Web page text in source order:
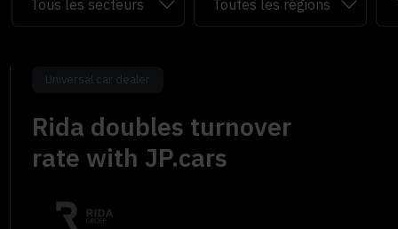
Universal car dealer
Rida doubles turnover
rate with JP.cars